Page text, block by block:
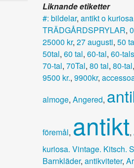
Liknande etiketter
#: bildelar, antikt o kuriosa
TRÄDGÅRDSPRYLAR,
25000 kr, 27 augusti, 50
50tal, 60 tal, 60-tal, 60-
70-tal, 70Tal, 80 tal, 80-tal,
9500 kr., 9900kr,
almoge, Angered,
föremål, antikt,
kuriosa. Vintage. Kitsch.
Barnkläder, antikviteter,